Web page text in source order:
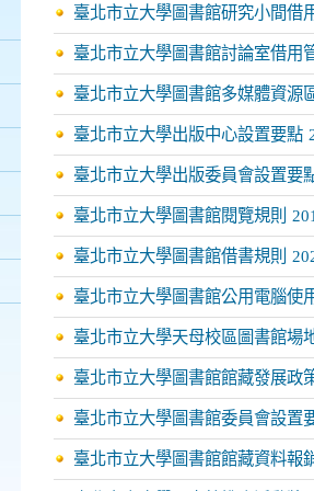
臺北市立大學圖書館研究小間借
臺北市立大學圖書館討論室借用
臺北市立大學圖書館多媒體資源
臺北市立大學出版中心設置要點
臺北市立大學出版委員會設置要
臺北市立大學圖書館閱覽規則
臺北市立大學圖書館借書規則
臺北市立大學圖書館公用電腦使
臺北市立大學天母校區圖書館場
臺北市立大學圖書館館藏發展政
臺北市立大學圖書館委員會設置
臺北市立大學圖書館館藏資料報